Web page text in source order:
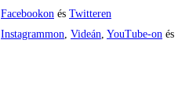
Facebookon és Twitteren
Instagrammon, Videán, YouTube-on és